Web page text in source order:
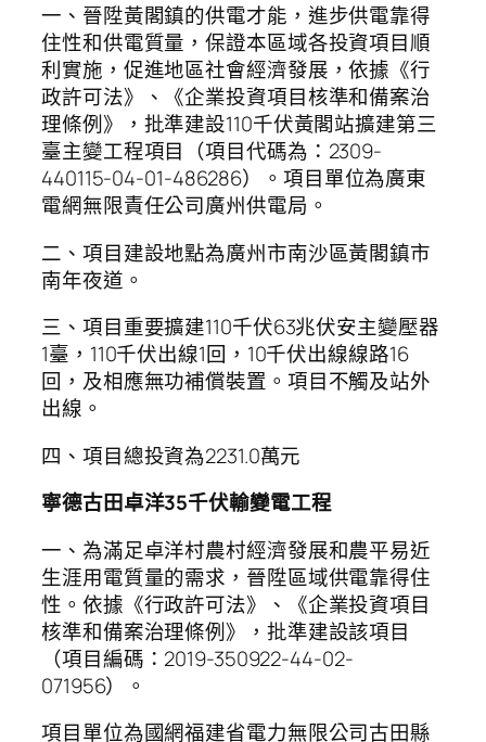
一、晉陞黃閣鎮的供電才能，進步供電靠得
住性和供電質量，保證本區域各投資項目順
利實施，促進地區社會經濟發展，依據《行
政許可法》、《企業投資項目核準和備案治
理條例》，批準建設110千伏黃閣站擴建第三
臺主變工程項目（項目代碼為：2309-
440115-04-01-486286）。項目單位為廣東
電網無限責任公司廣州供電局。
二、項目建設地點為廣州市南沙區黃閣鎮市
南年夜道。
三、項目重要擴建110千伏63兆伏安主變壓器
1臺，110千伏出線1回，10千伏出線線路16
回，及相應無功補償裝置。項目不觸及站外
出線。
四、項目總投資為2231.0萬元
寧德古田卓洋35千伏輸變電工程
一、為滿足卓洋村農村經濟發展和農平易近
生涯用電質量的需求，晉陞區域供電靠得住
性。依據《行政許可法》、《企業投資項目
核準和備案治理條例》，批準建設該項目
（項目編碼：2019-350922-44-02-
071956）。
項目單位為國網福建省電力無限公司古田縣